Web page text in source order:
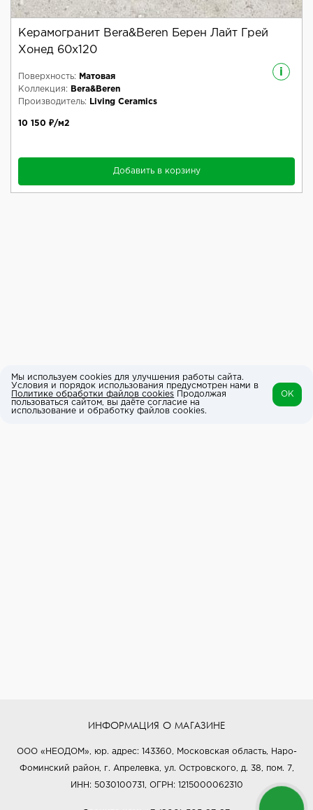
Керамогранит Bera&Beren Берен Лайт Грей
Хонед 60x120
i
Поверхность:
Матовая
Коллекция:
Bera&Beren
Производитель:
Living Ceramics
10 150 ₽/м2
Добавить в корзину
ИНФОРМАЦИЯ О МАГАЗИНЕ
ООО «НЕОДОМ», юр. адрес: 143360, Московская область, Наро-
Фоминский район, г. Апрелевка, ул. Островского, д. 38, пом. 7,
ИНН: 5030100731, ОГРН: 1215000062310
Мы используем cookies для улучшения работы сайта.
Условия и порядок использования предусмотрен нами в
Политике обработки файлов cookies Продолжая
пользоваться сайтом, вы даёте согласие на
использование и обработку файлов cookies.
OK